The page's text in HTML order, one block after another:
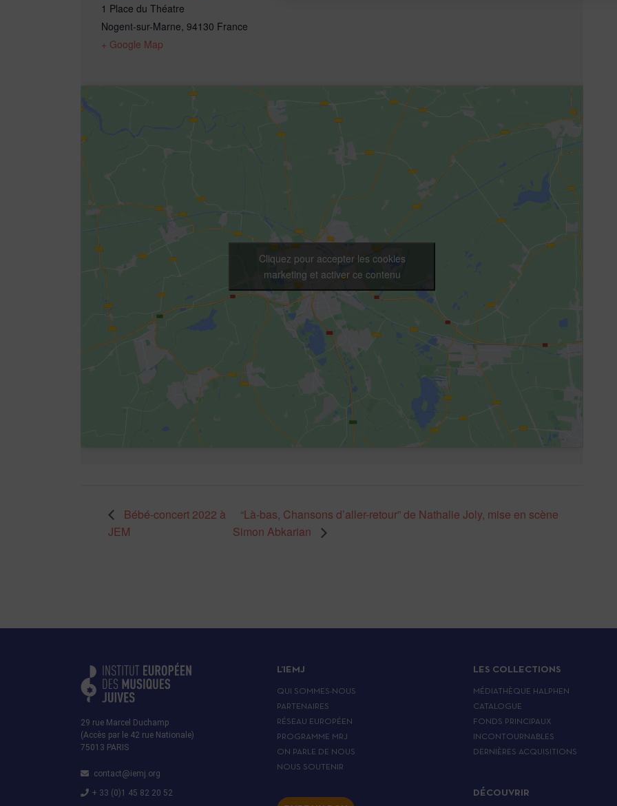
1 Place du Théatre
Nogent-sur-Marne, 94130 France
+ Google Map
Cliquez pour accepter les cookies
marketing et activer ce contenu
Bébé-concert 2022 à
JEM
“Là-bas, Chansons d’aller-retour” de Nathalie Joly, mise en scène
Simon Abkarian
29 rue Marcel Duchamp
(Accès par le 42 rue Nationale)
75013 PARIS
contact@iemj.org
+ 33 (0)1 45 82 20 52
L’IEMJ
QUI SOMMES-NOUS
PARTENAIRES
RÉSEAU EUROPÉEN
PROGRAMME MRJ
ON PARLE DE NOUS
NOUS SOUTENIR
LES COLLECTIONS
MÉDIATHÈQUE HALPHEN
CATALOGUE
FONDS PRINCIPAUX
INCONTOURNABLES
DERNIÈRES ACQUISITIONS
DÉCOUVRIR